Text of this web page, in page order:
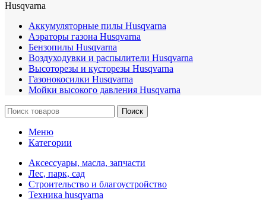
Husqvarna
Аккумуляторные пилы Husqvarna
Аэраторы газона Husqvarna
Бензопилы Husqvarna
Воздуходувки и распылители Husqvarna
Высоторезы и кусторезы Husqvarna
Газонокосилки Husqvarna
Мойки высокого давления Husqvarna
Поиск
Меню
Категории
Аксессуары, масла, запчасти
Лес, парк, сад
Строительство и благоустройство
Техника husqvarna